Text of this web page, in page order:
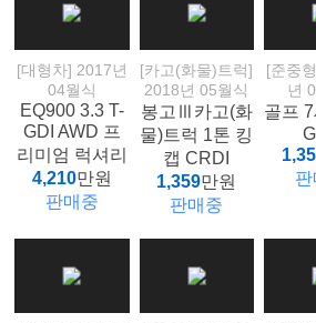
[대형차] 2017년
04월식
EQ900 3.3 T-
GDI AWD 프
리미엄 럭셔리
4,210만원
판매중
[카고(화물)트럭]
2018년 05월식
봉고Ⅲ카고(화
물)트럭 1톤 킹
캡 CRDI
1,359만원
판매중
[준중
년
골프